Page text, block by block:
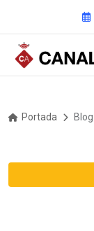
Portada Blog